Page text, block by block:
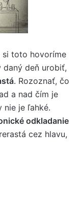
si toto hovoríme
daný deň urobiť,
. Rozoznať, čo
a nad čím je
nie je ľahké.
odkladanie
cez hlavu,